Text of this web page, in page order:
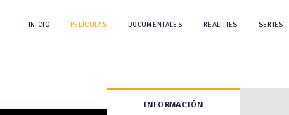
INICIO PELÍCULAS DOCUMENTALES REALITIES SERIES
INFORMACIÓN